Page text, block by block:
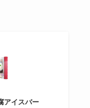
アイスバー